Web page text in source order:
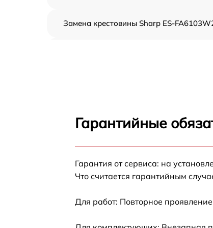
Замена крестовины Sharp ES-
Ремонт/замена датчика температуры
Замена УБЛ Sharp ES-FA6103W2
FA6103W2
Гарантийные
Гарантия от сервиса: на
Что считается гарантийным
Для работ: Повторное